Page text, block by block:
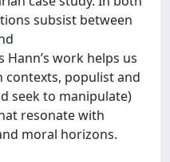
subsist between
work helps us
populist and
seek to manipulate)
resonate with
moral horizons.